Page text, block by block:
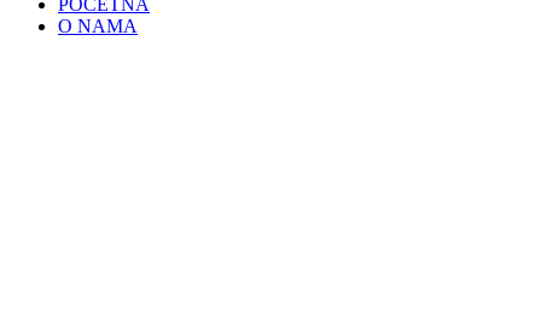
O NAMA